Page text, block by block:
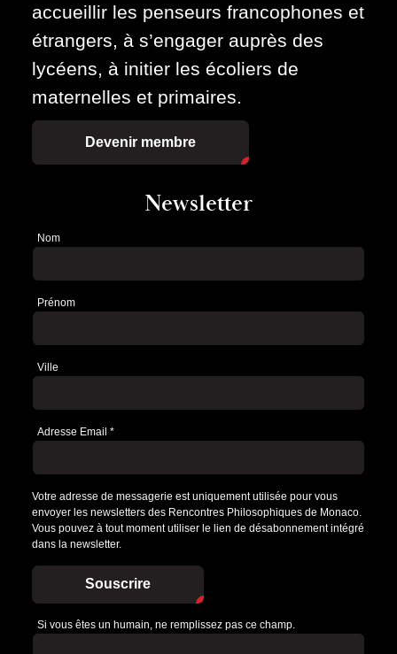
accueillir les penseurs francophones et
étrangers, à s’engager auprès des
lycéens, à initier les écoliers de
maternelles et primaires.
Devenir membre
Newsletter
Newsletter
Nom
Prénom
Ville
Adresse Email *
Votre adresse de messagerie est uniquement utilisée pour vous
envoyer les newsletters des Rencontres Philosophiques de Monaco.
Vous pouvez à tout moment utiliser le lien de désabonnement intégré
dans la newsletter.
Souscrire
Si vous êtes un humain, ne remplissez pas ce champ.